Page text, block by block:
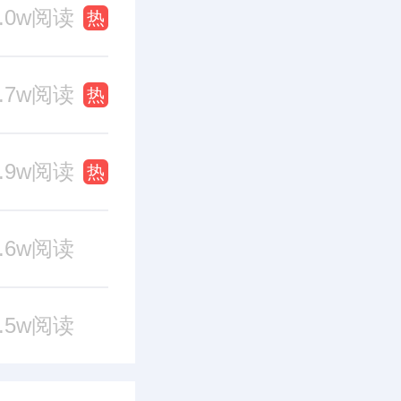
阅读 热
阅读 热
阅读 热
阅读
阅读